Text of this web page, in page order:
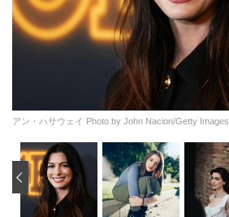
アン・ハサウェイ Photo by John Nacion/Getty Images
‹